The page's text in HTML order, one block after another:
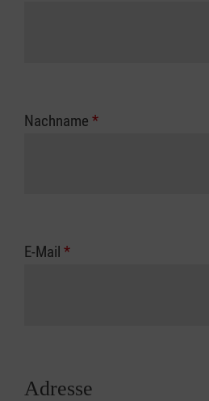
Nachname *
E-Mail *
Adresse